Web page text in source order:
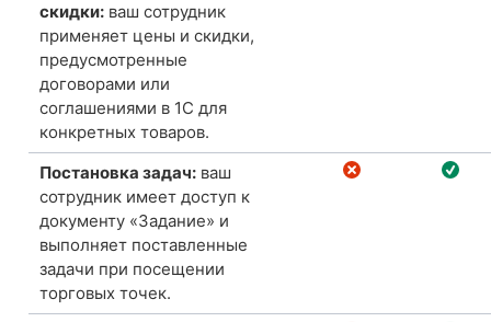
скидки: ваш сотрудник
применяет цены и скидки,
предусмотренные
договорами или
соглашениями в 1С для
конкретных товаров.
Постановка задач: ваш
сотрудник имеет доступ к
документу «Задание» и
выполняет поставленные
задачи при посещении
торговых точек.